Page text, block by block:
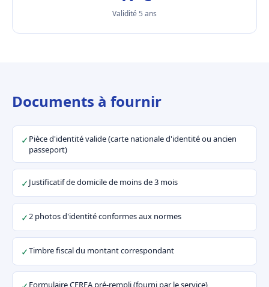
Validité 5 ans
Documents à fournir
✓ Pièce d'identité valide (carte nationale d'identité ou ancien
passeport)
✓Justificatif de domicile de moins de 3 mois
✓2 photos d'identité conformes aux normes
✓Timbre fiscal du montant correspondant
Formulaire CERFA pré-rempli (fourni par le service)